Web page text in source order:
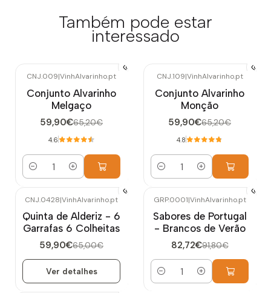
Também pode estar
interessado
CNJ.009|VinhAlvarinho.pt
Conjunto Alvarinho
Melgaço
59,90€65,20€
4.6
Quantidade
CNJ.109|VinhAlvarinho.pt
Conjunto Alvarinho
Monção
59,90€65,20€
4.8
Quantidade
Esgotado
CNJ.0428|VinhAlvarinho.pt
Quinta de Alderiz - 6
Garrafas 6 Colheitas
59,90€65,00€
Ver detalhes
GRP.0001|VinhAlvarinho.pt
Sabores de Portugal
- Brancos de Verão
82,72€91,80€
Quantidade